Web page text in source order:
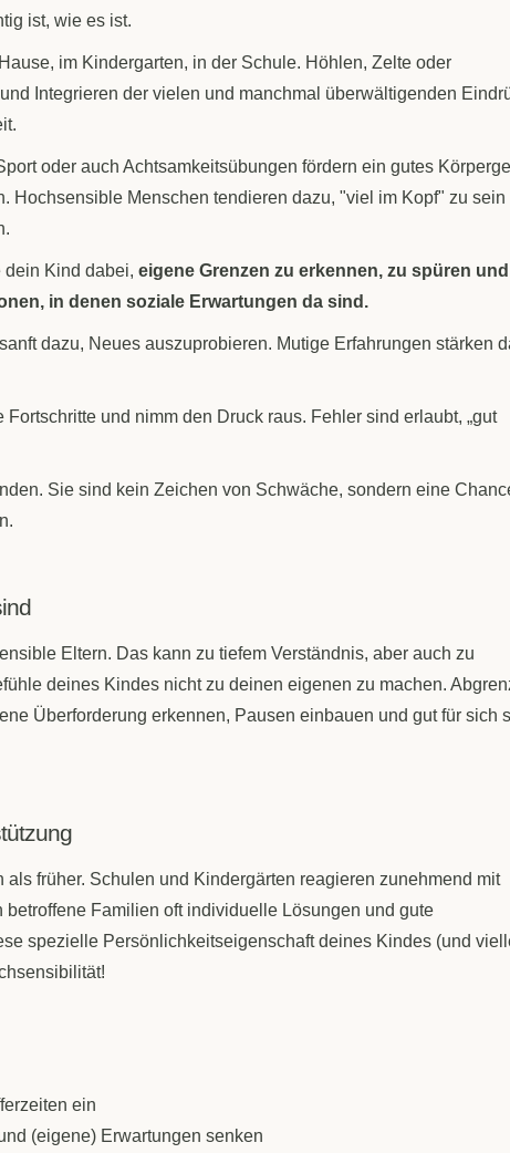
ist, wie es ist.
im Kindergarten, in der Schule. Höhlen, Zelte oder
Integrieren der vielen und manchmal überwältigenden
oder auch Achtsamkeitsübungen fördern ein gutes
Hochsensible Menschen tendieren dazu, "viel im Kopf" zu sein
dein Kind dabei, eigene Grenzen zu erkennen, zu spüren und
in denen soziale Erwartungen da sind.
dazu, Neues auszuprobieren. Mutige Erfahrungen stärken
Fortschritte und nimm den Druck raus. Fehler sind erlaubt, „gut
Sie sind kein Zeichen von Schwäche, sondern eine
Eltern. Das kann zu tiefem Verständnis, aber auch zu
deines Kindes nicht zu deinen eigenen zu machen.
Überforderung erkennen, Pausen einbauen und gut für sich
früher. Schulen und Kindergärten reagieren zunehmend mit
Familien oft individuelle Lösungen und gute
spezielle Persönlichkeitseigenschaft deines Kindes (und
ein
(eigene) Erwartungen senken